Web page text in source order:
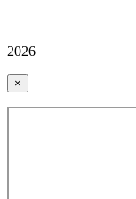
2026
×